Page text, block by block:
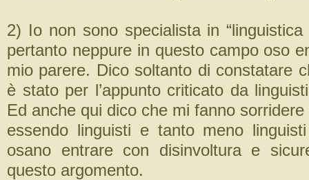
2) Io non sono specialista in “linguistica
pertanto neppure in questo campo oso
mio parere. Dico soltanto di constatare
è stato per l’appunto criticato da
Ed anche qui dico che mi fanno
essendo linguisti e tanto meno
osano entrare con disinvoltura e
questo argomento.